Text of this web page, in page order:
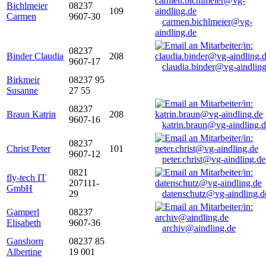
Bichlmeier
Carmen
08237
9607-30
109
carmen.bichlmeier@vg-
aindling.de
Binder Claudia
08237
9607-17
208
claudia.binder@vg-
Birkmeir
Susanne
08237 95
27 55
Braun Katrin
08237
9607-16
208
katrin.braun@vg-
Christ Peter
08237
9607-12
101
peter.christ@vg-aindling.de
fly-tech IT
GmbH
0821
207111-
29
datenschutz@vg-
Gamperl
Elisabeth
08237
9607-36
archiv@aindling.de
Ganshorn
Albertine
08237 85
19 001